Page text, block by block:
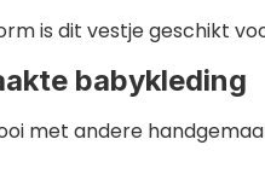
is dit vestje geschikt
babykleding
met andere